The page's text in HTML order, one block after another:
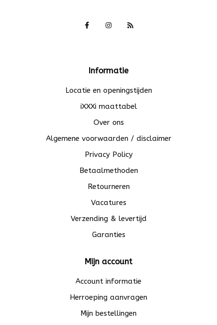
Informatie
Locatie en openingstijden
iXXXi maattabel
Over ons
Algemene voorwaarden / disclaimer
Privacy Policy
Betaalmethoden
Retourneren
Vacatures
Verzending & levertijd
Garanties
Mijn account
Account informatie
Herroeping aanvragen
Mijn bestellingen